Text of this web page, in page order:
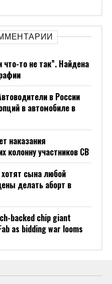
что-то не так”. Найдена
в России
в автомобиле в
наказания
колонну участников СВ
сына любой
делать аборт в
backed chip giant
as bidding war looms